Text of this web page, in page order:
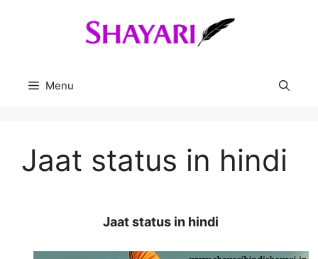
Menu
Jaat status in hindi
Jaat status in hindi